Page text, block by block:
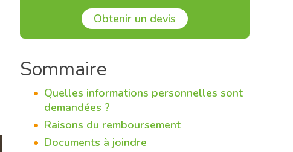
Obtenir un devis
Sommaire
Quelles informations personnelles sont
demandées ?
Raisons du remboursement
Documents à joindre